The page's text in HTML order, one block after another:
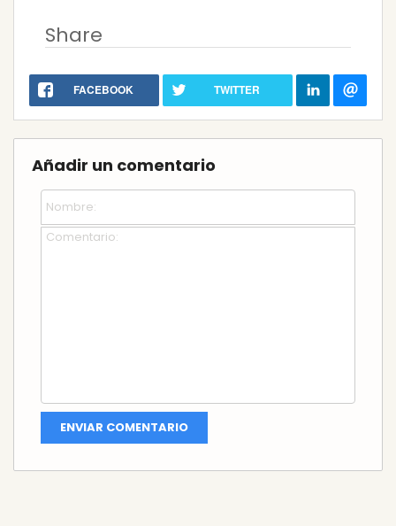
Share
FACEBOOK TWITTER
Añadir un comentario